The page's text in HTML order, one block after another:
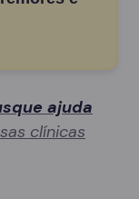
ajuda
clínicas